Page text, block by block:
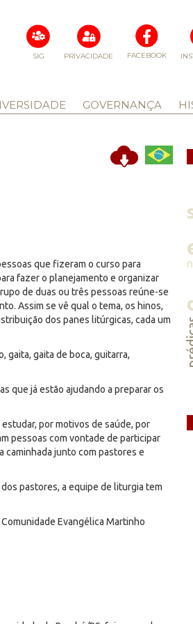
FACEBOOK
PRIVACIDADE
SIG
GOVERNANÇA
que fizeram o curso para
fazer o planejamento e organizar
de duas ou três pessoas reúne-se
Assim se vê qual o tema, os hinos,
dos panes litúrgicas, cada um
gaita, gaita de boca, guitarra,
que já estão ajudando a preparar os
por motivos de saúde, por
pessoas com vontade de participar
caminhada junto com pastores e
pastores, a equipe de liturgia tem
Evangélica Martinho